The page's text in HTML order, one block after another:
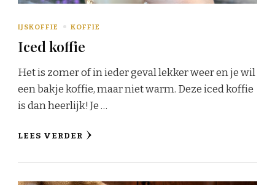
IJSKOFFIE KOFFIE
Iced koffie
Het is zomer of in ieder geval lekker weer en je wil
een bakje koffie, maar niet warm. Deze iced koffie
is dan heerlijk! Je …
LEES VERDER